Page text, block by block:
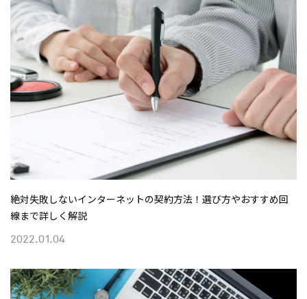
2022.01.04
絶対失敗しないインターネットの契約方法！選び方やおすすめ回
線まで詳しく解説